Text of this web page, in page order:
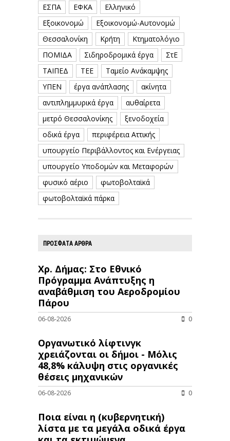
ΕΣΠΑ ΕΦΚΑ
Ελληνικό
Εξοικονομώ
Εξοικονομώ-Αυτονομώ
Θεσσαλονίκη
Κρήτη
Κτηματολόγιο
ΠΟΜΙΔΑ
Σιδηροδρομικά έργα
ΣτΕ
ΤΑΙΠΕΔ
ΤΕΕ
Ταμείο Ανάκαμψης
ΥΠΕΝ
έργα ανάπλασης
ακίνητα
αντιπλημμυρικά έργα
αυθαίρετα
μετρό Θεσσαλονίκης
ξενοδοχεία
οδικά έργα
περιφέρεια Αττικής
υπουργείο Περιβάλλοντος και Ενέργειας
υπουργείο Υποδομών και Μεταφορών
φυσικό αέριο
φωτοβολταϊκά
φωτοβολταϊκά πάρκα
ΠΡΟΣΦΑΤΑ ΑΡΘΡΑ
Χρ. Δήμας: Στο Εθνικό
Πρόγραμμα Ανάπτυξης η
αναβάθμιση του Αεροδρομίου
Πάρου
06-08-2026 0
Οργανωτικό λίφτινγκ
χρειάζονται οι δήμοι - Μόλις
48,8% κάλυψη στις οργανικές
θέσεις μηχανικών
06-08-2026 0
Ποια είναι η (κυβερνητική)
λίστα με τα μεγάλα οδικά έργα